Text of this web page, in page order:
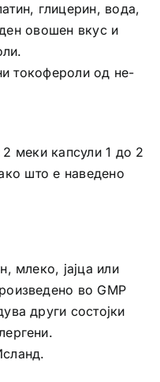
глицерин, вода,
овошен вкус и
токофероли од не-
меки капсули 1 до 2
што е наведено
млеко, јајца или
во GMP
други состојки